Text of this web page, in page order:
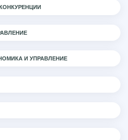
И УПРАВЛЕНИЕ